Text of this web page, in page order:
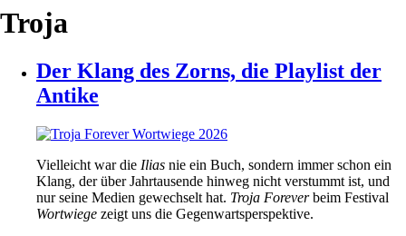
Troja
Der Klang des Zorns, die Playlist der
Antike
Vielleicht war die Ilias nie ein Buch, sondern immer schon ein
Klang, der über Jahrtausende hinweg nicht verstummt ist, und
nur seine Medien gewechselt hat. Troja Foreverbeim Festival
Wortwiege zeigt uns die Gegenwartsperspektive.